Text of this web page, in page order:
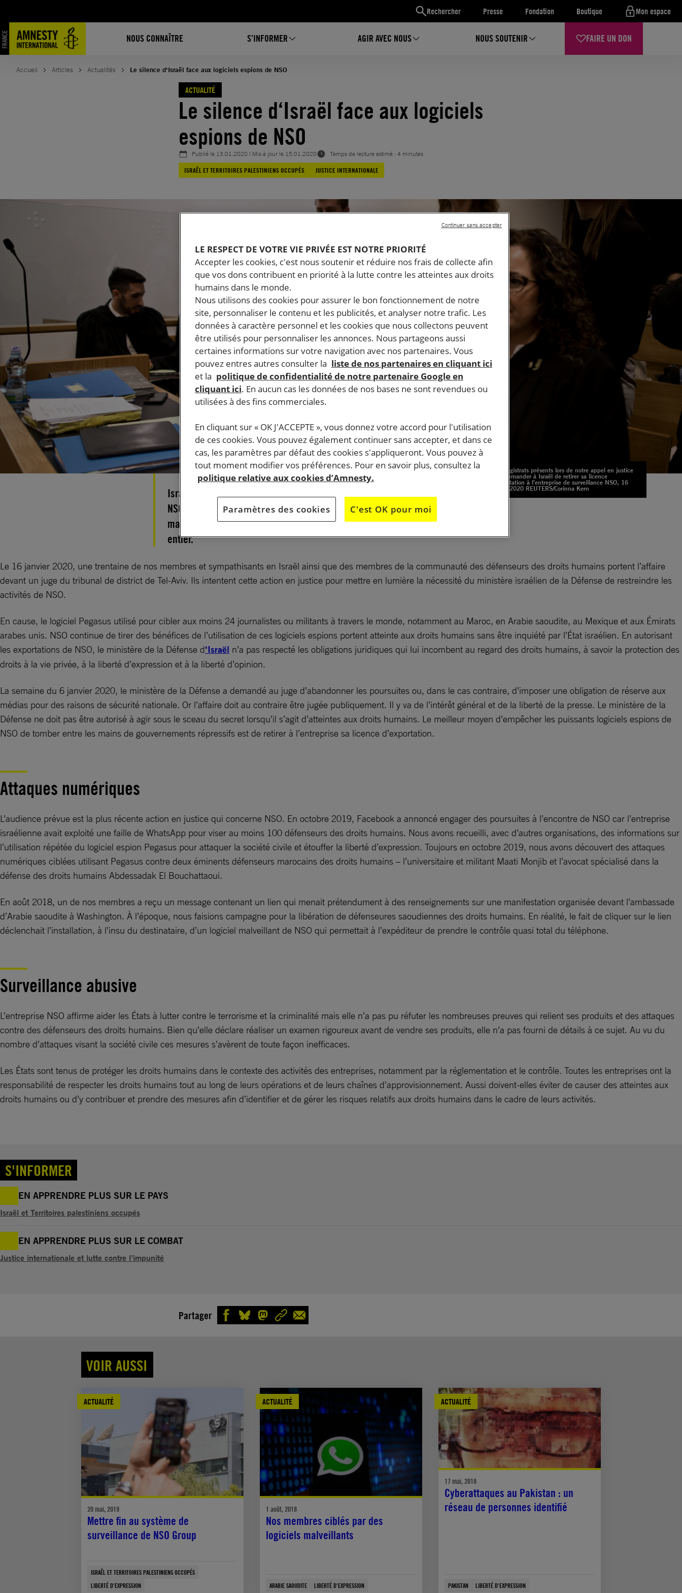
Rechercher Presse Fondation Boutique Mon espace
NOUS CONNAÎTRE S’INFORMER AGIR AVEC NOUS NOUS SOUTENIR FAIRE UN DON
contenu
Accueil Articles Actualités Le silence d‘Israël face aux logiciels espions de NSO
ACTUALITÉ
Le silence d‘Israël face aux logiciels
espions de NSO
Publié le 13.01.2020 | Mis à jour le 15.01.2020
Temps de lecture estimé : 4 minutes
ISRAËL ET TERRITOIRES PALESTINIENS OCCUPÉS
JUSTICE INTERNATIONALE
Des magistrats présents lors de notre appel en justice
pour demander à Israël de retirer sa licence
d'exportation à l'entreprise de surveillance NSO, 16
janvier 2020 REUTERS/Corinna Kern
Israël doit retirer sa licence d’exportation à l’entreprise technologique
NSO dont les logiciels espions ont servi à lancer des attaques
malveillantes contre des défenseurs des droits humains dans le monde
entier.
Le 16 janvier 2020, une trentaine de nos membres et sympathisants en Israël ainsi que des membres de la communauté des défenseurs des droits humains portent l’affaire
devant un juge du tribunal de district de Tel-Aviv. Ils intentent cette action en justice pour mettre en lumière la nécessité du ministère israélien de la Défense de restreindre les
activités de NSO.
En cause, le logiciel Pegasus utilisé pour cibler aux moins 24 journalistes ou militants à travers le monde, notamment au Maroc, en Arabie saoudite, au Mexique et aux Émirats
arabes unis. NSO continue de tirer des bénéfices de l’utilisation de ces logiciels espions portent atteinte aux droits humains sans être inquiété par l’État israélien. En autorisant
les exportations de NSO, le ministère de la Défense d‘Israël n’a pas respecté les obligations juridiques qui lui incombent au regard des droits humains, à savoir la protection des
droits à la vie privée, à la liberté d’expression et à la liberté d’opinion.
La semaine du 6 janvier 2020, le ministère de la Défense a demandé au juge d’abandonner les poursuites ou, dans le cas contraire, d’imposer une obligation de réserve aux
médias pour des raisons de sécurité nationale. Or l’affaire doit au contraire être jugée publiquement. Il y va de l’intérêt général et de la liberté de la presse. Le ministère de la
Défense ne doit pas être autorisé à agir sous le sceau du secret lorsqu’il s’agit d’atteintes aux droits humains. Le meilleur moyen d’empêcher les puissants logiciels espions de
NSO de tomber entre les mains de gouvernements répressifs est de retirer à l’entreprise sa licence d’exportation.
Attaques numériques
L’audience prévue est la plus récente action en justice qui concerne NSO. En octobre 2019, Facebook a annoncé engager des poursuites à l’encontre de NSO car l’entreprise
israélienne avait exploité une faille de WhatsApp pour viser au moins 100 défenseurs des droits humains. Nous avons recueilli, avec d’autres organisations, des informations sur
l’utilisation répétée du logiciel espion Pegasus pour attaquer la société civile et étouffer la liberté d’expression. Toujours en octobre 2019, nous avons découvert des attaques
numériques ciblées utilisant Pegasus contre deux éminents défenseurs marocains des droits humains – l’universitaire et militant Maati Monjib et l’avocat spécialisé dans la
défense des droits humains Abdessadak El Bouchattaoui.
En août 2018, un de nos membres a reçu un message contenant un lien qui menait prétendument à des renseignements sur une manifestation organisée devant l’ambassade
d’Arabie saoudite à Washington. À l’époque, nous faisions campagne pour la libération de défenseures saoudiennes des droits humains. En réalité, le fait de cliquer sur le lien
déclenchait l’installation, à l’insu du destinataire, d’un logiciel malveillant de NSO qui permettait à l’expéditeur de prendre le contrôle quasi total du téléphone.
Surveillance abusive
L’entreprise NSO affirme aider les États à lutter contre le terrorisme et la criminalité mais elle n’a pas pu réfuter les nombreuses preuves qui relient ses produits et des attaques
contre des défenseurs des droits humains. Bien qu’elle déclare réaliser un examen rigoureux avant de vendre ses produits, elle n’a pas fourni de détails à ce sujet. Au vu du
nombre d’attaques visant la société civile ces mesures s’avèrent de toute façon inefficaces.
Les États sont tenus de protéger les droits humains dans le contexte des activités des entreprises, notamment par la réglementation et le contrôle. Toutes les entreprises ont la
responsabilité de respecter les droits humains tout au long de leurs opérations et de leurs chaînes d’approvisionnement. Aussi doivent-elles éviter de causer des atteintes aux
droits humains ou d’y contribuer et prendre des mesures afin d’identifier et de gérer les risques relatifs aux droits humains dans le cadre de leurs activités.
S'INFORMER
EN APPRENDRE PLUS SUR LE PAYS
Israël et Territoires palestiniens occupés
EN APPRENDRE PLUS SUR LE COMBAT
Justice internationale et lutte contre l’impunité
Partager
VOIR AUSSI
ACTUALITÉ
20 mai, 2019
Mettre fin au système de
surveillance de NSO Group
ISRAËL ET TERRITOIRES PALESTINIENS OCCUPÉS
LIBERTÉ D'EXPRESSION
ACTUALITÉ
1 août, 2018
Nos membres ciblés par des
logiciels malveillants
ARABIE SAOUDITE LIBERTÉ D'EXPRESSION
ACTUALITÉ
17 mai, 2018
Cyberattaques au Pakistan : un
réseau de personnes identifié
PAKISTAN LIBERTÉ D'EXPRESSION
LE RESPECT DE VOTRE VIE PRIVÉE EST NOTRE PRIORITÉ
Accepter les cookies, c'est nous soutenir et réduire nos frais de collecte afin
que vos dons contribuent en priorité à la lutte contre les atteintes aux droits
humains dans le monde.
Nous utilisons des cookies pour assurer le bon fonctionnement de notre
site, personnaliser le contenu et les publicités, et analyser notre trafic. Les
données à caractère personnel et les cookies que nous collectons peuvent
être utilisés pour personnaliser les annonces. Nous partageons aussi
certaines informations sur votre navigation avec nos partenaires. Vous
pouvez entres autres consulter la liste de nos partenaires en cliquant ici
et la politique de confidentialité de notre partenaire Google en
cliquant ici. En aucun cas les données de nos bases ne sont revendues ou
utilisées à des fins commerciales.
En cliquant sur « OK J'ACCEPTE », vous donnez votre accord pour l'utilisation
de ces cookies. Vous pouvez également continuer sans accepter, et dans ce
cas, les paramètres par défaut des cookies s'appliqueront. Vous pouvez à
tout moment modifier vos préférences. Pour en savoir plus, consultez la
politique relative aux cookies d’Amnesty.
Paramètres des cookies C'est OK pour moi
Continuer sans accepter